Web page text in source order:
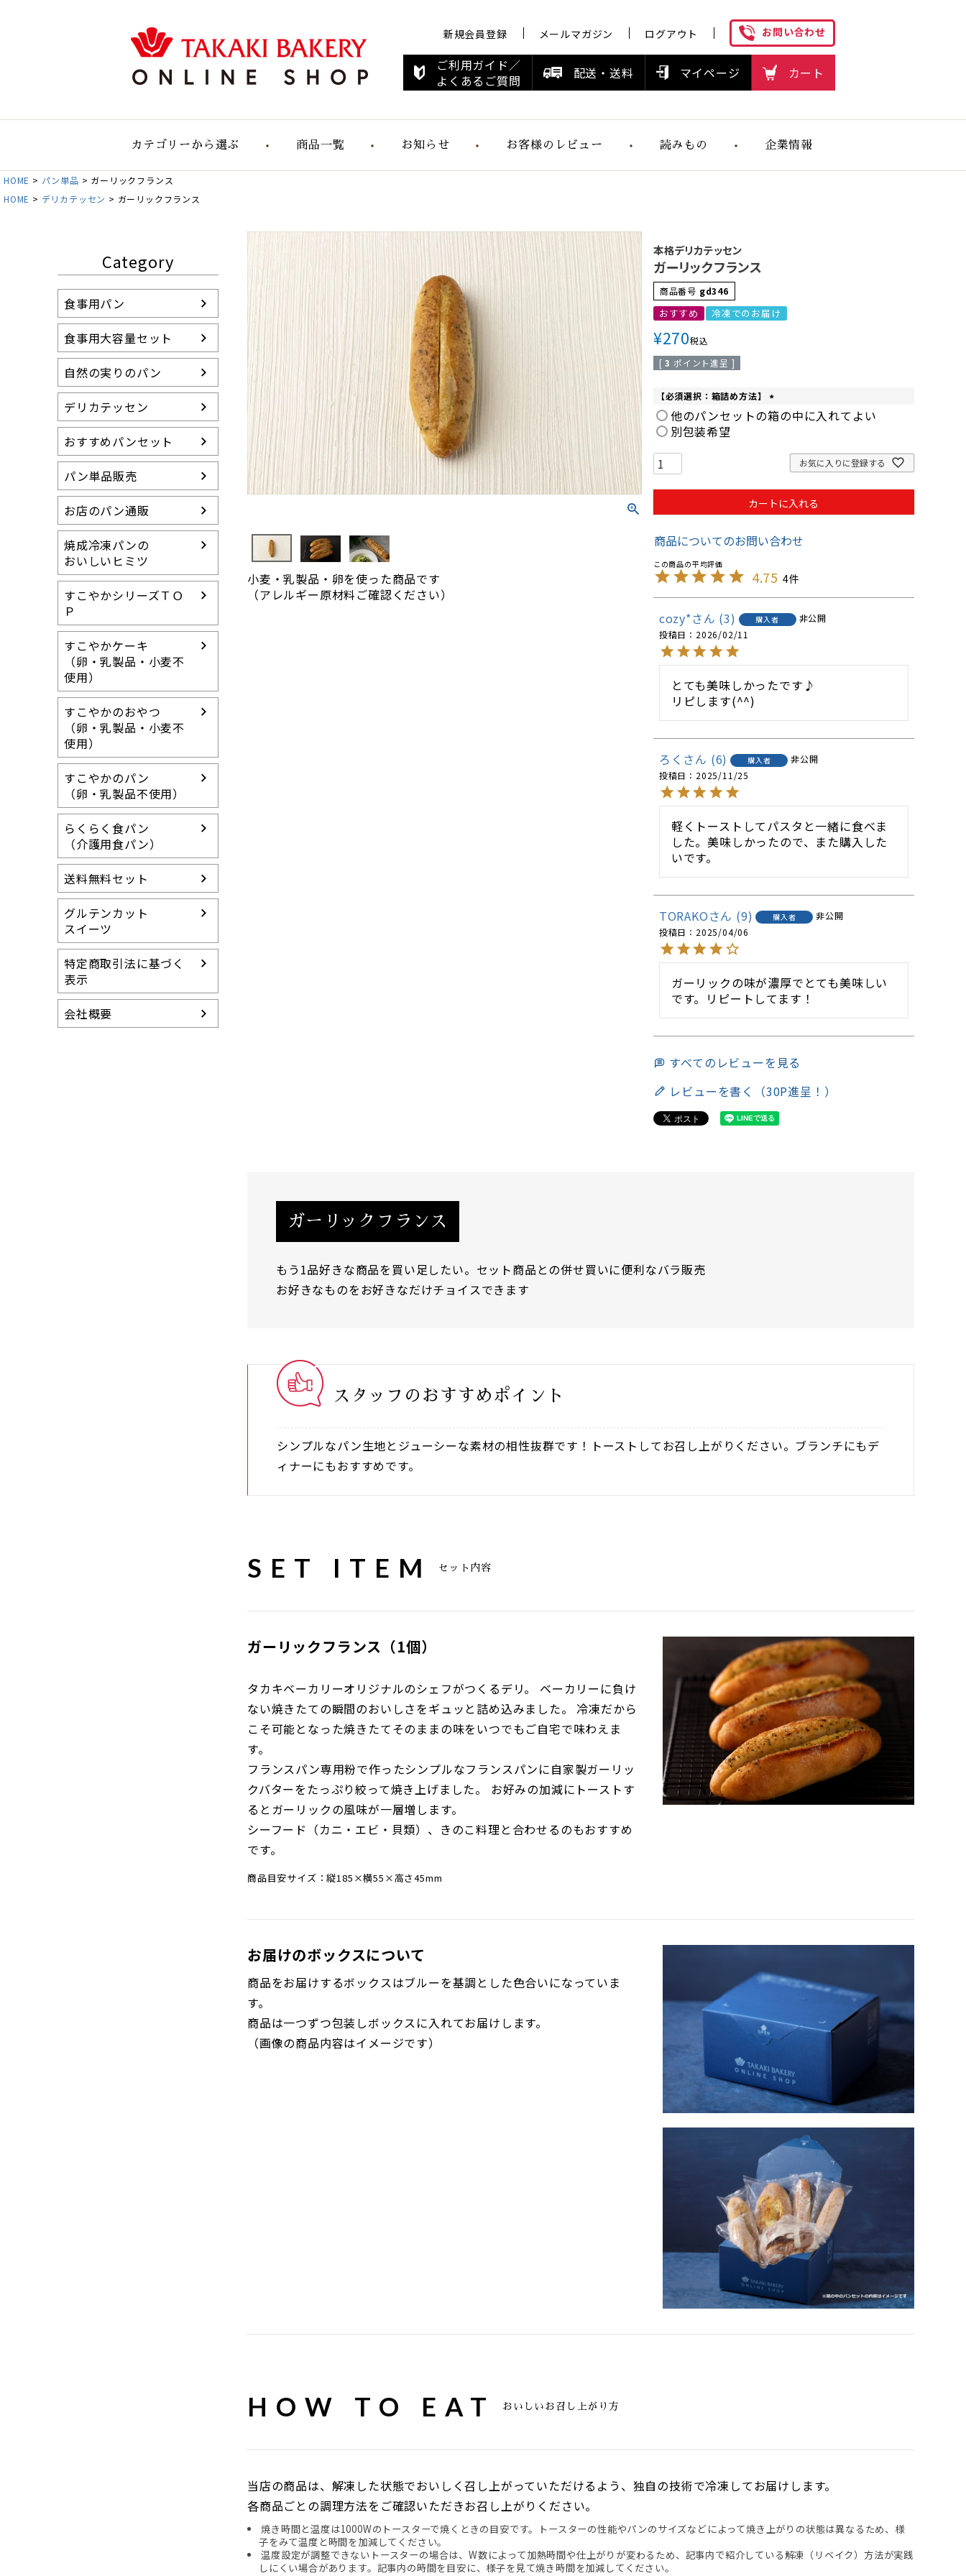
新規会員登録 メールマガジン ログアウト お問い合わせ
ご利用ガイド／
よくあるご質問
配送・送料 マイページ カート
カテゴリーから選ぶ
食事用のパン
食事用大容量セット
おすすめパンセット
お店のパン通販
冷凍パンの特徴
すこやかシリーズ
らくらく食パン
（介護用食パン）
15周年アニバーサ
リー
送料無料セット
グルテンカット スイ
ーツ
商品一覧 お知らせ お客様のレビュー 読みもの 企業情報
HOME パン単品
ガーリックフランス
HOME
デリカテッセン ガーリックフランス
Category
食事用パン
食事用大容量セット
自然の実りのパン
デリカテッセン
おすすめパンセット
パン単品販売
お店のパン通販
焼成冷凍パンの
おいしいヒミツ
すこやかシリーズＴＯ
Ｐ
すこやかケーキ
（卵・乳製品・小麦不
使用）
すこやかのおやつ
（卵・乳製品・小麦不
使用）
すこやかのパン
（卵・乳製品不使用）
らくらく食パン
（介護用食パン）
送料無料セット
グルテンカット
スイーツ
特定商取引法に基づく
表示
会社概要
小麦・乳製品・卵を使った商品です
（アレルギー原材料ご確認ください）
本格デリカテッセン
ガーリックフランス
商品番号 gd346
おすすめ 冷凍でのお届け
¥270税込
[ 3 ポイント進呈 ]
【必須選択：箱詰め方法】
(
必
他のパンセットの箱の中に入れてよい
別包装希望
お気に入りに登録する
カートに入れる
商品についてのお問い合わせ
4.75 4
cozy* 3 購入者
非公開
投稿日
2026/02/11
とても美味しかったです♪
リピします(^^)
ろく 6 購入者
非公開
投稿日
2025/11/25
軽くトーストしてパスタと一緒に食べま
した。美味しかったので、また購入した
いです。
TORAKO 9 購入者
非公開
投稿日
2025/04/06
ガーリックの味が濃厚でとても美味しい
です。リピートしてます！
すべてのレビューを見る
レビューを書く（30P進呈！）
ガーリックフランス
もう1品好きな商品を買い足したい。セット商品との併せ買いに便利なバラ販売
お好きなものをお好きなだけチョイスできます
スタッフのおすすめポイント
シンプルなパン生地とジューシーな素材の相性抜群です！トーストしてお召し上がりください。ブランチにもデ
ィナーにもおすすめです。
SET ITEM セット内容
ガーリックフランス（1個）
タカキベーカリーオリジナルのシェフがつくるデリ。 ベーカリーに負け
ない焼きたての瞬間のおいしさをギュッと詰め込みました。 冷凍だから
こそ可能となった焼きたてそのままの味をいつでもご自宅で味わえま
す。
フランスパン専用粉で作ったシンプルなフランスパンに自家製ガーリッ
クバターをたっぷり絞って焼き上げました。 お好みの加減にトーストす
るとガーリックの風味が一層増します。
シーフード（カニ・エビ・貝類）、きのこ料理と合わせるのもおすすめ
です。
商品目安サイズ：縦185×横55×高さ45mm
お届けのボックスについて
商品をお届けするボックスはブルーを基調とした色合いになっていま
す。
商品は一つずつ包装しボックスに入れてお届けします。
（画像の商品内容はイメージです）
HOW TO EAT おいしいお召し上がり方
当店の商品は、解凍した状態でおいしく召し上がっていただけるよう、独自の技術で冷凍してお届けします。
各商品ごとの調理方法をご確認いただきお召し上がりください。
焼き時間と温度は1000Wのトースターで焼くときの目安です。トースターの性能やパンのサイズなどによって焼き上がりの状態は異なるため、様
子をみて温度と時間を加減してください。
温度設定が調整できないトースターの場合は、W数によって加熱時間や仕上がりが変わるため、記事内で紹介している解凍（リベイク）方法が実践
しにくい場合があります。記事内の時間を目安に、様子を見て焼き時間を加減してください。